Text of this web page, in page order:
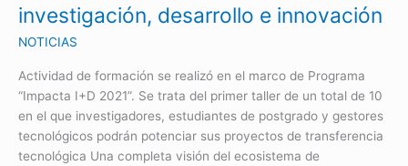
investigación, desarrollo e innovación
NOTICIAS
Actividad de formación se realizó en el marco de Programa
“Impacta I+D 2021”. Se trata del primer taller de un total de 10
en el que investigadores, estudiantes de postgrado y gestores
tecnológicos podrán potenciar sus proyectos de transferencia
tecnológica Una completa visión del ecosistema de
e
innovación